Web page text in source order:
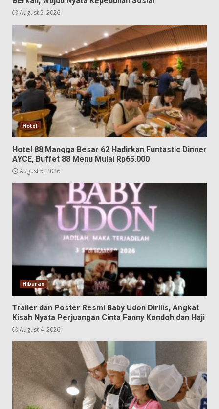
August 5, 2026
Hotel
Hotel 88 Mangga Besar 62 Hadirkan Funtastic Dinner
AYCE, Buffet 88 Menu Mulai Rp65.000
August 5, 2026
Hiburan
Trailer dan Poster Resmi Baby Udon Dirilis, Angkat
Kisah Nyata Perjuangan Cinta Fanny Kondoh dan Haji
August 4, 2026